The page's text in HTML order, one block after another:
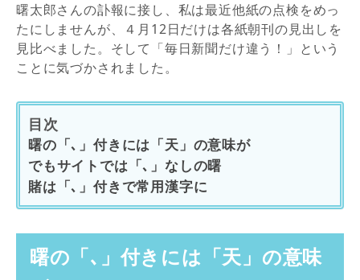
曙太郎さんの訃報に接し、私は最近他紙の点検をめっ
たにしませんが、４月12日だけは各紙朝刊の見出しを
見比べました。そして「毎日新聞だけ違う！」という
ことに気づかされました。
目次
曙の「､」付きには「天」の意味が
でもサイトでは「､」なしの曙
賭は「､」付きで常用漢字に
曙の「､」付きには「天」の意味